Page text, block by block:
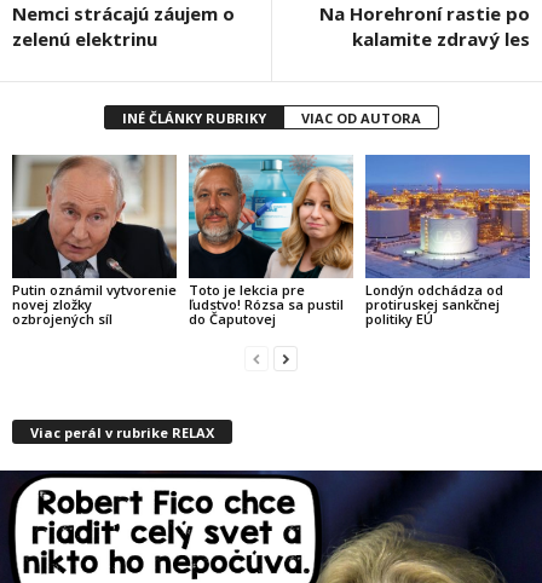
Nemci strácajú záujem o
zelenú elektrinu
Na Horehroní rastie po
kalamite zdravý les
INÉ ČLÁNKY RUBRIKY VIAC OD AUTORA
Putin oznámil vytvorenie
novej zložky
ozbrojených síl
Toto je lekcia pre
ľudstvo! Rózsa sa pustil
do Čaputovej
Londýn odchádza od
protiruskej sankčnej
politiky EÚ
Viac perál v rubrike RELAX